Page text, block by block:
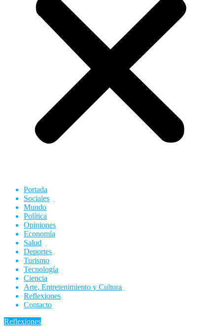
Portada
Sociales
Mundo
Política
Opiniones
Economía
Salud
Deportes
Turismo
Tecnología
Ciencia
Arte, Entretenimiento y Cultura
Reflexiones
Contacto
Reflexiones